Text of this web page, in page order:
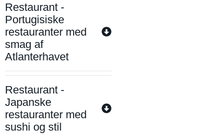
Restaurant -
Portugisiske
restauranter med
smag af
Atlanterhavet
Restaurant -
Japanske
restauranter med
sushi og stil